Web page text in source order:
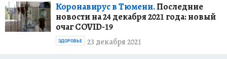
Коронавирус в Тюмени.Последние
новости на 24 декабря 2021 года: новый
очаг COVID-19
23 декабря 2021
ЗДОРОВЬЕ